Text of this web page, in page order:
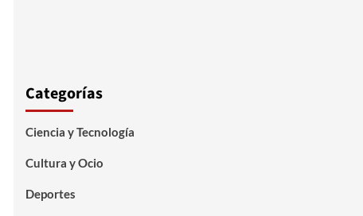
Categorías
Ciencia y Tecnología
Cultura y Ocio
Deportes